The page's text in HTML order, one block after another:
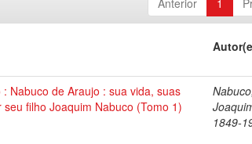
Anterior 1
Nabuco de Araujo : sua vida, suas
filho Joaquim Nabuco (Tomo 1)
Nabuco,
1849-